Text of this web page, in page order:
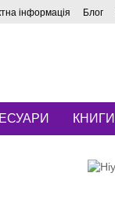
інформація Блог
КНИГИ